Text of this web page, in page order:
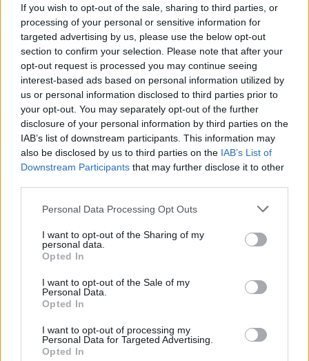
If you wish to opt-out of the sale, sharing to third parties, or
processing of your personal or sensitive information for
targeted advertising by us, please use the below opt-out
section to confirm your selection. Please note that after your
opt-out request is processed you may continue seeing
interest-based ads based on personal information utilized by
us or personal information disclosed to third parties prior to
your opt-out. You may separately opt-out of the further
disclosure of your personal information by third parties on the
IAB’s list of downstream participants. This information may
also be disclosed by us to third parties on the IAB’s List of
Downstream Participants that may further disclose it to other
Please note that this website/app uses one or more Google
not limited to your visit or usage behaviour. You may click to
grant or deny consent to Google and its third-party tags to
use your data for below specified purposes in below Google
consent section.
Personal Data Processing Opt Outs
I want to opt-out of the Sharing of my
personal data.
Opted In
I want to opt-out of the Sale of my
Personal Data.
Opted In
I want to opt-out of processing my
Personal Data for Targeted Advertising.
Opted In
A gyermekkorában megtapasztalt magányossága miatt Tom
Hanks elhatározta, hogy minél hamarabb családot alapít. 21
éves korában házasodott össze volt feleségével, Samantha
Lewes-szal, és hamarosan egy fia és egy lánya is született.
Bár nehéz idők jártak, amikor a fiatal színész két kisgyermek
nevelése mellett próbált érvényesülni a szakmában, Hanks
szerint a korai megállapodása jó dolog volt.
Azt mondta: „21 évesen gyereket vállalni a legnagyszerűbb
dolog volt, ami valaha történt velem, mert nem füveztem…
nem drogoztam, nem voltam bulizós fiú, nem ittam túl sokat”.
Egy hollywoodi legenda
születése